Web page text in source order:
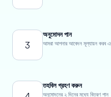
3
অনুমোদন পান
আমরা আপনার আবেদন মূল্যায়ন করব
তহবিল গ্রহণ করুন
অনুমোদনের ২ দিনের মধ্যে বিতরণ পান